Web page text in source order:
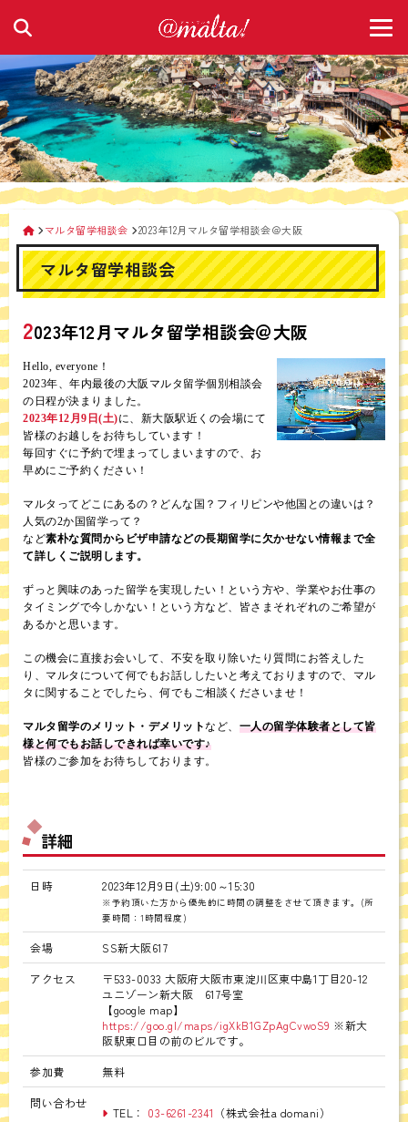
マルタ留学相談会 2023年12月マルタ留学相談会＠大阪
マルタ留学相談会
2023年12月マルタ留学相談会＠大阪
Hello, everyone！
2023年、年内最後の大阪マルタ留学個別相談会
の日程が決まりました。
2023年12月9日(土)に、新大阪駅近くの会場にて
皆様のお越しをお待ちしています！
毎回すぐに予約で埋まってしまいますので、お
早めにご予約ください！
マルタってどこにあるの？どんな国？フィリピンや他国との違いは？
人気の2か国留学って？
など素朴な質問からビザ申請などの長期留学に欠かせない情報まで全
て詳しくご説明します。
ずっと興味のあった留学を実現したい！という方や、学業やお仕事の
タイミングで今しかない！という方など、皆さまそれぞれのご希望が
あるかと思います。
この機会に直接お会いして、不安を取り除いたり質問にお答えした
り、マルタについて何でもお話ししたいと考えておりますので、マル
タに関することでしたら、何でもご相談くださいませ！
マルタ留学のメリット・デメリットなど、 一人の留学体験者として皆
様と何でもお話しできれば幸いです♪
皆様のご参加をお待ちしております。
詳細
日時 2023年12月9日(土)9:00～15:30
※予約頂いた方から優先的に時間の調整をさせて頂きます。(所
要時間：1時間程度)
会場
SS新大阪617
アクセス
〒533-0033 大阪府大阪市東淀川区東中島1丁目20-12
ユニゾーン新大阪 617号室
【google map】
https://goo.gl/maps/igXkB1GZpAgCvwoS9 ※新大
阪駅東口目の前のビルです。
参加費
無料
問い合わせ
TEL： 03-6261-2341 （株式会社a domani）